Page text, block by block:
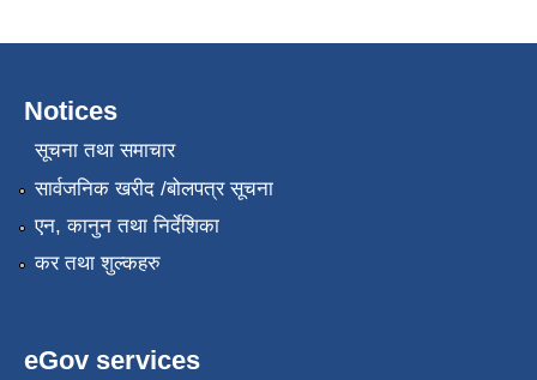
Notices
सूचना तथा समाचार
सार्वजनिक खरीद /बोलपत्र सूचना
एन, कानुन तथा निर्देशिका
कर तथा शुल्कहरु
eGov services